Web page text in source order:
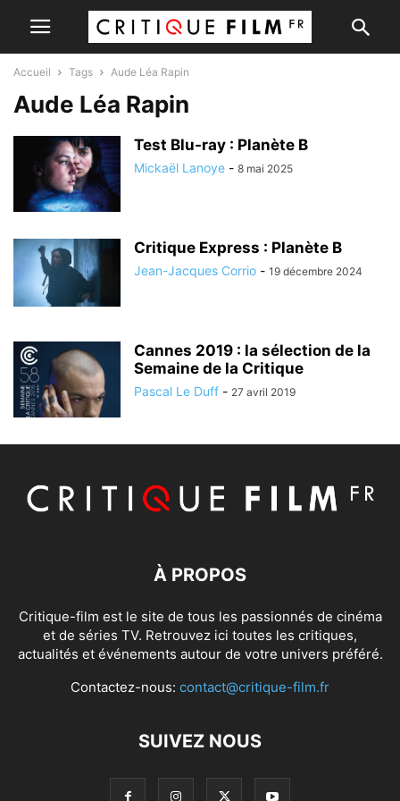
Accueil Tags Aude Léa Rapin
Aude Léa Rapin
Test Blu-ray : Planète B
Mickaël Lanoye - 8 mai 2025
Critique Express : Planète B
Jean-Jacques Corrio - 19 décembre 2024
Cannes 2019 : la sélection de la
Semaine de la Critique
Pascal Le Duff - 27 avril 2019
À PROPOS
Critique-film est le site de tous les passionnés de cinéma
et de séries TV. Retrouvez ici toutes les critiques,
actualités et événements autour de votre univers préféré.
Contactez-nous: contact@critique-film.fr
SUIVEZ NOUS